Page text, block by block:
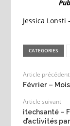
Jessica
CATEGORIES
Article précédent
Février –
Article suivant
itechsanté –
d’activités